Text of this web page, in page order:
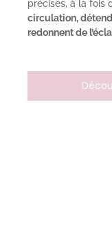
précises, à la fois
circulation,
redonnent de